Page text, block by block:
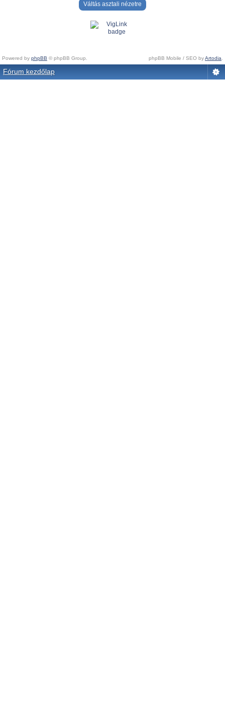
Váltás asztali nézetre
Powered by phpBB © phpBB Group. phpBB Mobile / SEO byArtodia
Fórum kezdőlap